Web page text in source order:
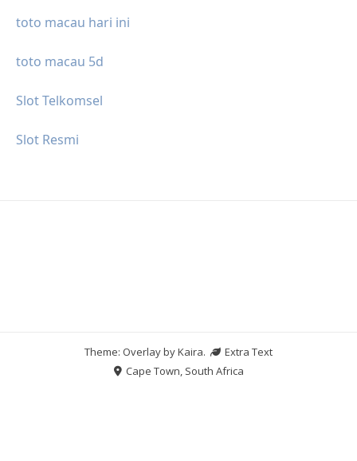
toto macau hari ini
toto macau 5d
Slot Telkomsel
Slot Resmi
Theme: Overlay byKaira.
Extra Text
Cape Town, South Africa